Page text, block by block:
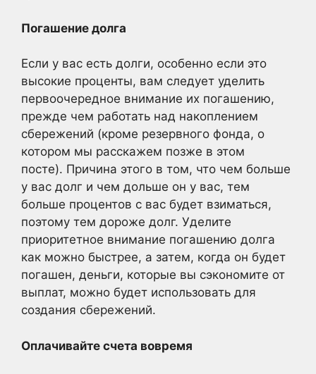
Погашение долга
Если у вас есть долги, особенно если это
высокие проценты, вам следует уделить
первоочередное внимание их погашению,
прежде чем работать над накоплением
сбережений (кроме резервного фонда, о
котором мы расскажем позже в этом
посте). Причина этого в том, что чем больше
у вас долг и чем дольше он у вас, тем
больше процентов с вас будет взиматься,
поэтому тем дороже долг. Уделите
приоритетное внимание погашению долга
как можно быстрее, а затем, когда он будет
погашен, деньги, которые вы сэкономите от
выплат, можно будет использовать для
создания сбережений.
Оплачивайте счета вовремя